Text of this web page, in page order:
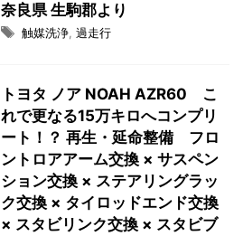
奈良県 生駒郡より
触媒洗浄 過走行
トヨタ ノア NOAH AZR60 こ
れで更なる15万キロへコンプリ
ート！？ 再生・延命整備 フロ
ントロアアーム交換 × サスペン
ション交換 × ステアリングラッ
ク交換 × タイロッドエンド交換
× スタビリンク交換 × スタビブ